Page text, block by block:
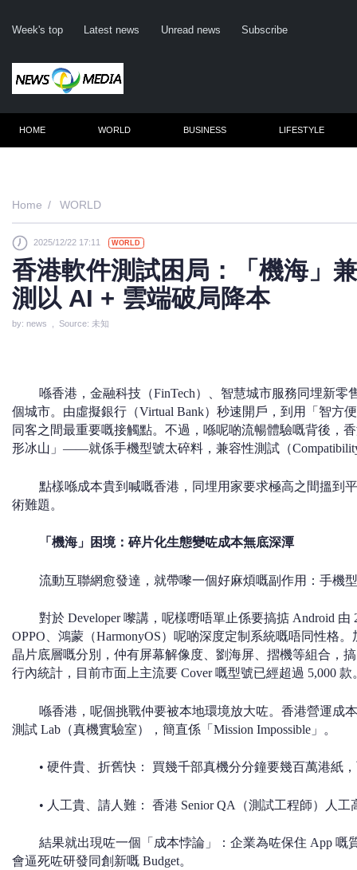
Week's top Latest news Unread news Subscribe
Click
HOME WORLD BUSINESS LIFESTYLE
Home WORLD
2025/12/22 17:11 WORLD
香港軟件測試困局：「機海」
測以 AI + 雲端破局降本
by: news , Source: 未知
喺香港，金融科技（FinTech）、智慧城市服務同埋新
個城市。由虛擬銀行（Virtual Bank）秒速開戶，到用「智方
同客之間最重要嘅接觸點。不過，喺呢啲流暢體驗嘅背後，
形冰山」——就係手機型號太碎料，兼容性測試（
點樣喺成本貴到喊嘅香港，同埋用家要求極高之間搵到
術難題。
「機海」困境：碎片化生態變咗成本無底深潭
流動互聯網愈發達，就帶嚟一個好麻煩嘅副作用：手機
對於 Developer 嚟講，呢樣嘢唔單止係要搞掂 Android
OPPO、鴻蒙（HarmonyOS）呢啲深度定制系統嘅唔同性格
晶片底層嘅分別，仲有屏幕解像度、劉海屏、摺機等組合，
行內統計，目前市面上主流要 Cover 嘅型號已經超過 5,000 款
喺香港，呢個挑戰仲要被本地環境放大咗。香港營運成
測試 Lab（真機實驗室），簡直係「Mission Impossible」。
• 硬件貴、折舊快： 買幾千部真機分分鐘要幾百萬港紙
• 人工貴、請人難： 香港 Senior QA（測試工程師）人工
結果就出現咗一個「成本悖論」：企業為咗保住 App 嘅
會逼死咗研發同創新嘅 Budget。